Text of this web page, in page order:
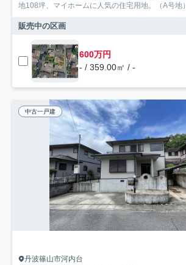
地108坪、マイホームに人気の住宅用地。（A号地）
販売中の区画
600万円
- / 359.00㎡ / -
中古一戸建
丹波篠山市河内台